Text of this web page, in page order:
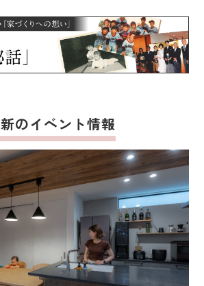
のイベント情報